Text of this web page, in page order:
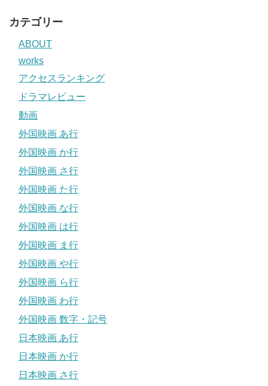
カテゴリー
ABOUT
works
アクセスランキング
ドラマレビュー
動画
外国映画 あ行
外国映画 か行
外国映画 さ行
外国映画 た行
外国映画 な行
外国映画 は行
外国映画 ま行
外国映画 や行
外国映画 ら行
外国映画 わ行
外国映画 数字・記号
日本映画 あ行
日本映画 か行
日本映画 さ行